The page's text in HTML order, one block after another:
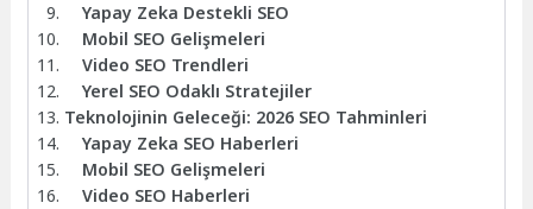
Yapay Zeka Destekli SEO
Mobil SEO Gelişmeleri
Video SEO Trendleri
Yerel SEO Odaklı Stratejiler
Teknolojinin Geleceği: 2026 SEO Tahminleri
Yapay Zeka SEO Haberleri
Mobil SEO Gelişmeleri
Video SEO Haberleri